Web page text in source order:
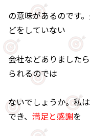
の意味があるのです
どをしていない
会社などありました
られるのでは
ないでしょうか。私
でき、 満足と感謝を